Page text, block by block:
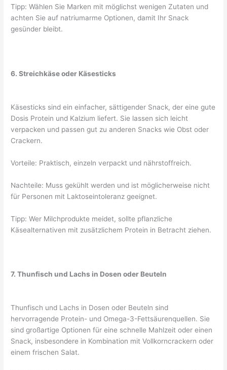
Tipp: Wählen Sie Marken mit möglichst wenigen Zutaten und
achten Sie auf natriumarme Optionen, damit Ihr Snack
gesünder bleibt.
6. Streichkäse oder Käsesticks
Käsesticks sind ein einfacher, sättigender Snack, der eine gute
Dosis Protein und Kalzium liefert. Sie lassen sich leicht
verpacken und passen gut zu anderen Snacks wie Obst oder
Crackern.
Vorteile: Praktisch, einzeln verpackt und nährstoffreich.
Nachteile: Muss gekühlt werden und ist möglicherweise nicht
für Personen mit Laktoseintoleranz geeignet.
Tipp: Wer Milchprodukte meidet, sollte pflanzliche
Käsealternativen mit zusätzlichem Protein in Betracht ziehen.
7. Thunfisch und Lachs in Dosen oder Beuteln
Thunfisch und Lachs in Dosen oder Beuteln sind
hervorragende Protein- und Omega-3-Fettsäurenquellen. Sie
sind großartige Optionen für eine schnelle Mahlzeit oder einen
Snack, insbesondere in Kombination mit Vollkorncrackern oder
einem frischen Salat.